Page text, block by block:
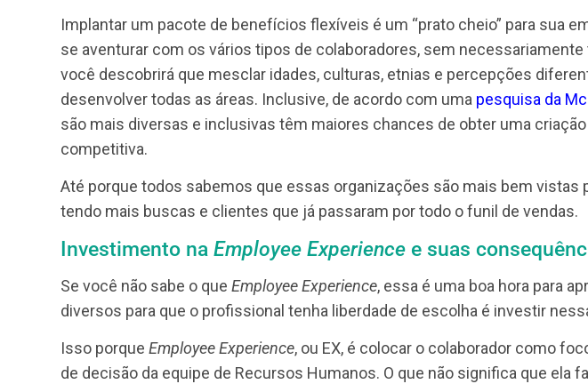
Qual é a importância dos benefícios
A importância de se adotar um plano de benefícios flexíveis está
procedimento pode trazer para a sua empresa, uma vez que a
constante crescimento rumo ao alcance dos resultados
Um pacote de benefícios flexíveis é um componente diferenciado
Quais são as vantagens da
Vamos ver detalhadamente cada uma dessas vantagens a seguir:
Abraço à diversidade e inclusão
Implantar um pacote de benefícios flexíveis é um “prato cheio”
se aventurar com os vários tipos de colaboradores, sem